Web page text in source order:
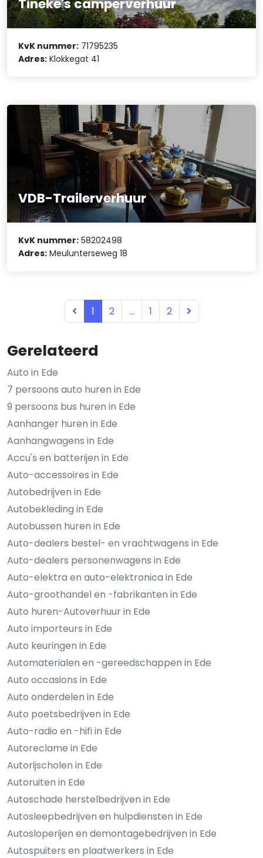
Gerelateerd
Auto in Ede
7 persoons auto huren in Ede
9 persoons bus huren in Ede
Aanhanger huren in Ede
Aanhangwagens in Ede
Accu's en batterijen in Ede
Auto-accessoires in Ede
Autobedrijven in Ede
Autobekleding in Ede
Autobussen huren in Ede
Auto-dealers bestel- en vrachtwagens in Ede
Auto-dealers personenwagens in Ede
Auto-elektra en auto-elektronica in Ede
Auto-groothandel en -fabrikanten in Ede
Auto huren-Autoverhuur in Ede
Auto importeurs in Ede
Auto keuringen in Ede
Automaterialen en -gereedschappen in Ede
Auto occasions in Ede
Auto onderdelen in Ede
Auto poetsbedrijven in Ede
Auto-radio en -hifi in Ede
Autoreclame in Ede
Autorijscholen in Ede
Autoruiten in Ede
Autoschade herstelbedrijven in Ede
Autosleepbedrijven en hulpdiensten in Ede
Autosloperijen en demontagebedrijven in Ede
Autospuiters en plaatwerkers in Ede
KvK nummer: 71795235
Adres: Klokkegat 41
VDB-Trailerverhuur
KvK nummer: 58202498
Adres: Meulunterseweg 18
1 2 ... 1 2